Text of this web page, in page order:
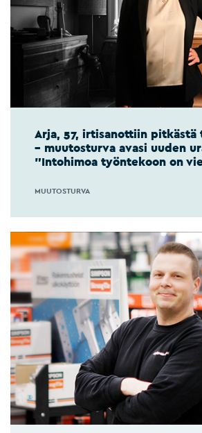
Arja, 57, irtisanottiin pitkästä
– muutosturva avasi uuden
”Intohimoa työntekoon on
MUUTOSTURVA